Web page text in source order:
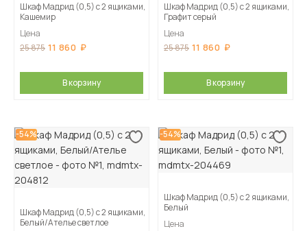
Шкаф Мадрид (0,5) с 2 ящиками,
Кашемир
Цена
25 875 11 860
В корзину
Шкаф Мадрид (0,5) с 2 ящиками,
Графит серый
Цена
25 875 11 860
В корзину
-54%
Шкаф Мадрид (0,5) с 2 ящиками,
Белый/Ателье светлое
-54%
Шкаф Мадрид (0,5) с 2 ящиками,
Белый
Цена